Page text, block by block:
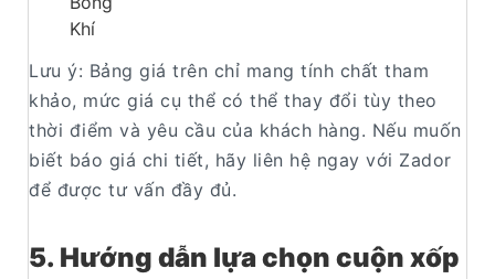
Khí
Lưu ý: Bảng giá trên chỉ mang tính chất tham
khảo, mức giá cụ thể có thể thay đổi tùy theo
thời điểm và yêu cầu của khách hàng. Nếu muốn
biết báo giá chi tiết, hãy liên hệ ngay với Zador
để được tư vấn đầy đủ.
5. Hướng dẫn lựa chọn cuộn xốp